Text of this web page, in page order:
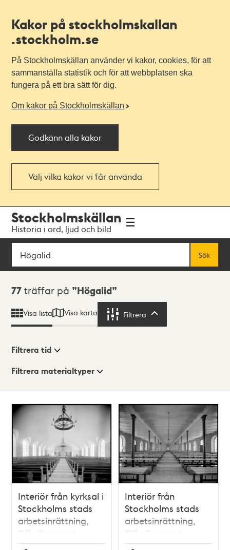
Kakor på stockholmskallan
.stockholm.se
På Stockholmskällan använder vi kakor, cookies, för att
sammanställa statistik och för att webbplatsen ska
fungera på ett bra sätt för dig.
Om kakor på Stockholmskällan
Godkänn alla kakor
Välj vilka kakor vi får använda
navigationen
huvudinnehållet
Stockholmskällan
Historia i ord, ljud och bild
Sök
Sök
Sökresultat
77 träffar på Högalid
Visa lista Visa karta Filtrera
Visningsläge
Lista
Filtrera tid
Filtrera materialtyper
träffar
Interiör från kyrksal i
Stockholms stads
arbetsinrättning,
"Vårdhemmet
Högalid" vid
Interiör från
Stockholms stads
arbetsinrättning,
"Vårdhemmet
Högalid" vid